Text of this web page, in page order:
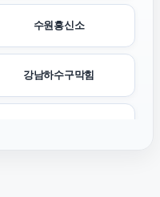
수원흥신소
강남하수구막힘